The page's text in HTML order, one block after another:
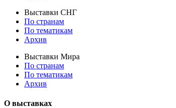
Выставки СНГ
По странам
По тематикам
Архив
Выставки Мира
По странам
По тематикам
Архив
О выставках